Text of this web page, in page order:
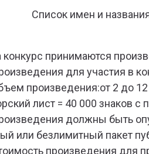
Список имен и
конкурс принимаются
для участия в
произведения:от 2 до 12
лист = 40 000 знаков с
должны быть
или безлимитный пакет
произведения для